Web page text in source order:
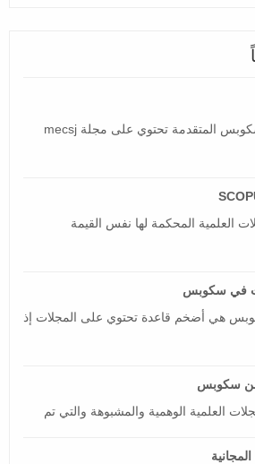
قائمة مجلات سكوبس المتقدمة تحتوي على مجلة mecsj
العلمية المحكمة لها نفس القيمة
في سكوبس
هي أضخم قاعدة تحتوي على المجلات إذ
سكوبس
العلمية الوهمية والمشبوهة والتي تم